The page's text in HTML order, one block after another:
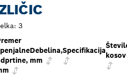
3
Debelina,
mm
Specifikacija
kosov